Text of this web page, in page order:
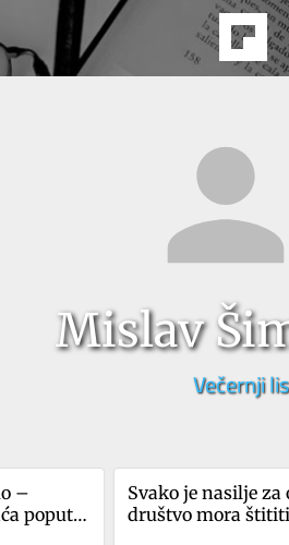
Mislav
Večernji
–
poput
Svako je nasilje za
društvo mora štititi